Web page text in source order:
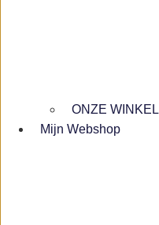
ONZE WINKEL
Mijn Webshop